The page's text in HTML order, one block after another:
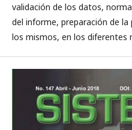
validación de los datos,
del informe, preparación de
los mismos, en los diferentes